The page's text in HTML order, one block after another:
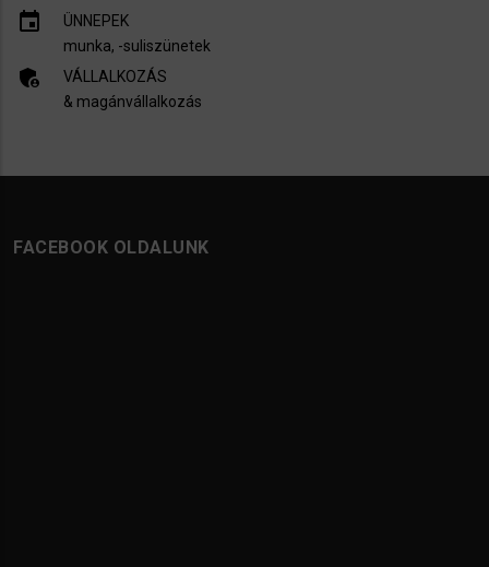
insert_invitation
ÜNNEPEK
munka, -suliszünetek
admin_panel_settings
VÁLLALKOZÁS
& magánvállalkozás
FACEBOOK OLDALUNK